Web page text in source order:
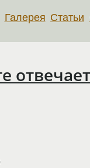
Галерея Статьи